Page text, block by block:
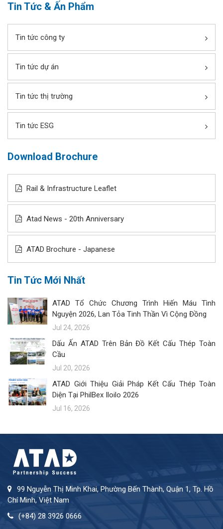
Tin Tức & Ấn Phẩm
Tin tức công ty
Tin tức dự án
Tin tức thị trường
Tin tức ESG
Download Brochure
Rail & Infrastructure Leaflet
Atad News - 20th Anniversary
ATAD Brochure - Japanese
Tin Tức Mới Nhất
ATAD Tổ Chức Chương Trình Hiến Máu Tình
Nguyện 2026, Lan Tỏa Tinh Thần Vì Cộng Đồng
Jul 24, 2026
Dấu Ấn ATAD Trên Bản Đồ Kết Cấu Thép Toàn
Cầu
Jul 20, 2026
ATAD Giới Thiệu Giải Pháp Kết Cấu Thép Toàn
Diện Tại PhilBex Iloilo 2026
Jul 16, 2026
99 Nguyễn Thị Minh Khai, Phường Bến Thành, Quận 1, Tp. Hồ
Chí Minh, Việt Nam
(+84) 28 3926 0666